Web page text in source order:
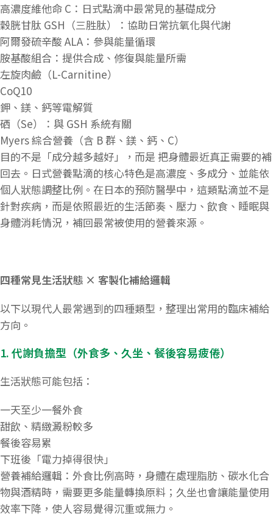
高濃度維他命 C：日式點滴中最常見的基礎成分
穀胱甘肽 GSH（三胜肽）：協助日常抗氧化與代謝
阿爾發硫辛酸 ALA：參與能量循環
胺基酸組合：提供合成、修復與能量所需
左旋肉鹼（L-Carnitine）
CoQ10
鉀、鎂、鈣等電解質
硒（Se）：與 GSH 系統有關
Myers 綜合營養（含 B 群、鎂、鈣、C）
目的不是「成分越多越好」，而是 把身體最近真正需要的補
回去。日式營養點滴的核心特色是高濃度、多成分、並能依
個人狀態調整比例。在日本的預防醫學中，這類點滴並不是
針對疾病，而是依照最近的生活節奏、壓力、飲食、睡眠與
身體消耗情況，補回最常被使用的營養來源。
四種常見生活狀態 × 客製化補給邏輯
以下以現代人最常遇到的四種類型，整理出常用的臨床補給
方向。
1. 代謝負擔型（外食多、久坐、餐後容易疲倦）
生活狀態可能包括：
一天至少一餐外食
甜飲、精緻澱粉較多
餐後容易累
下班後「電力掉得很快」
營養補給邏輯：外食比例高時，身體在處理脂肪、碳水化合
物與酒精時，需要更多能量轉換原料；久坐也會讓能量使用
效率下降，使人容易覺得沉重或無力。